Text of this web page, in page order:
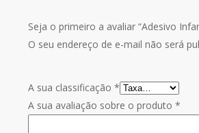
Seja o primeiro a avaliar “Adesivo
O seu endereço de e-mail não será
A sua classificação *
A sua avaliação sobre o produto *